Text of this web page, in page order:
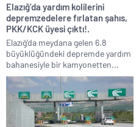
Elazığ’da yardım kolilerini
depremzedelere fırlatan şahıs,
PKK/KCK üyesi çıktı!.
Elazığ’da meydana gelen 6.8
büyüklüğündeki depremde yardım
bahanesiyle bir kamyonetten...